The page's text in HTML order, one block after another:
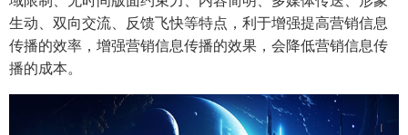
生动、双向交流、反馈飞快等特点，利于增强提高营销信息
传播的效率，增强营销信息传播的效果，会降低营销信息传
播的成本。